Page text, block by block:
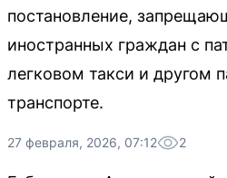
постановление,
иностранных граждан с
легковом такси и другом
транспорте.
27 февраля, 2026, 07:12 2